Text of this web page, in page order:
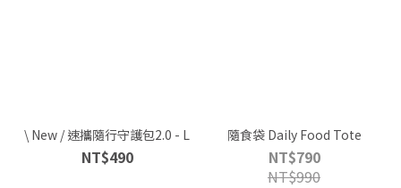
\ New / 速攜隨行守護包2.0 - L
NT$490
隨食袋 Daily Food Tote
NT$790
NT$990